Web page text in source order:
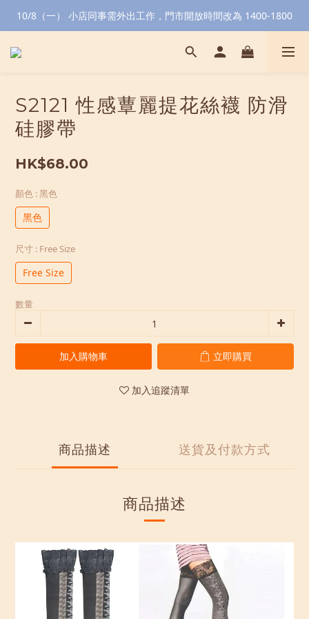
10/8（一） 小店同事需外出工作，門市開放時間改為 1400-1800
S2121 性感蕈麗提花絲襪 防滑
硅膠帶
HK$68.00
顏色 : 黑色
黑色
尺寸 : Free Size
Free Size
數量
加入購物車 立即購買
加入追蹤清單
商品描述 送貨及付款方式
商品描述